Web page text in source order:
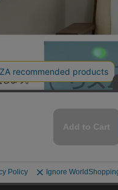
したらメールでお知らせ
ログイン お気に入り